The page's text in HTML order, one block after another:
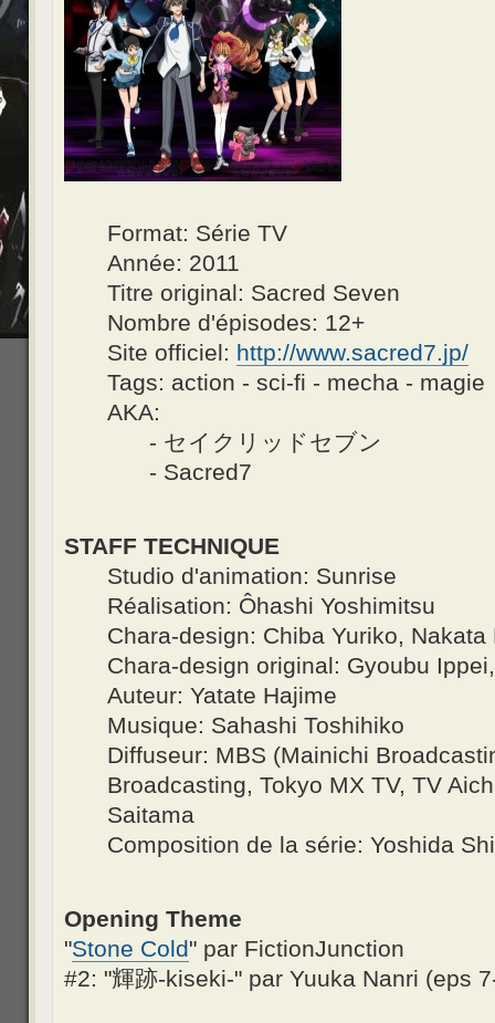
Format: Série TV
Année: 2011
Titre original: Sacred Seven
Nombre d'épisodes: 12+
Site officiel: http://www.sacred7.jp/
Tags: action - sci-fi - mecha - magie
AKA:
- セイクリッドセブン
- Sacred7
STAFF TECHNIQUE
Studio d'animation: Sunrise
Réalisation: Ôhashi Yoshimitsu
Chara-design: Chiba Yuriko, Nakata
Chara-design original: Gyoubu
Auteur: Yatate Hajime
Musique: Sahashi Toshihiko
Diffuseur: MBS (Mainichi
Broadcasting, Tokyo MX TV, TV
Saitama
Composition de la série: Yoshida
Opening Theme
"Stone Cold" par FictionJunction
#2: "輝跡-kiseki-" par Yuuka Nanri (eps